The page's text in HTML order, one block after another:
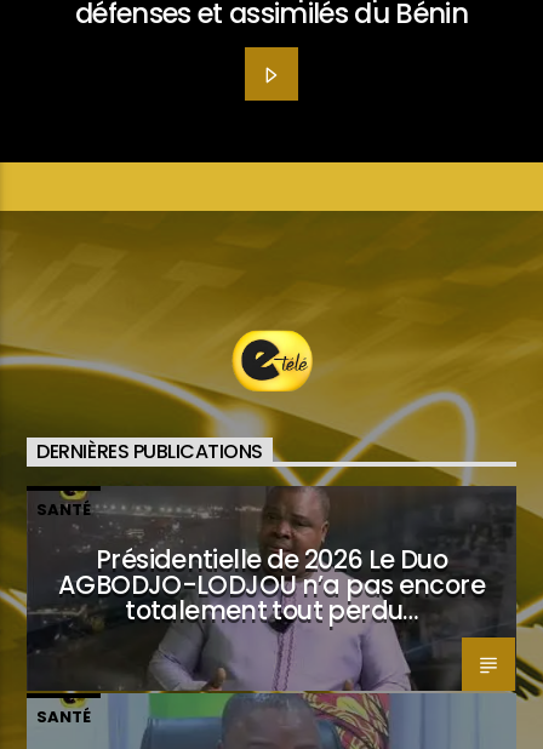
défenses et assimilés du Bénin
DERNIÈRES PUBLICATIONS
SANTÉ
Présidentielle de 2026 Le Duo
AGBODJO-LODJOU n’a pas encore
totalement tout perdu…
SANTÉ